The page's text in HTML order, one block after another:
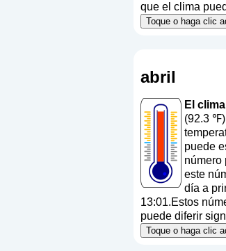
que el clima
Toque o haga clic
abril
El
(92.3
puede
número
este
día a
13:01.Estos
puede diferir
Toque o haga clic